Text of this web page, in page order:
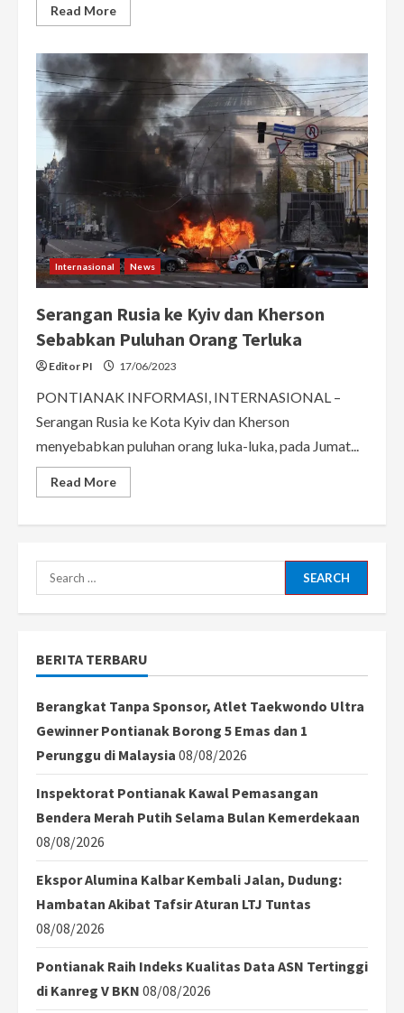
Read MoreRead
more
Habisan,
Rusia
Kekurangan
Tank
Internasional News
Serangan Rusia ke Kyiv dan Kherson
Sebabkan Puluhan Orang Terluka
Editor PI 17/06/2023
PONTIANAK INFORMASI, INTERNASIONAL –
Serangan Rusia ke Kota Kyiv dan Kherson
menyebabkan puluhan orang luka-luka, pada Jumat...
Read MoreRead
more
Sebabkan
Search
for:
BERITA TERBARU
Berangkat Tanpa Sponsor, Atlet Taekwondo Ultra
Gewinner Pontianak Borong 5 Emas dan 1
Perunggu di Malaysia 08/08/2026
Inspektorat Pontianak Kawal Pemasangan
Bendera Merah Putih Selama Bulan Kemerdekaan
08/08/2026
Ekspor Alumina Kalbar Kembali Jalan, Dudung:
Hambatan Akibat Tafsir Aturan LTJ Tuntas
08/08/2026
Pontianak Raih Indeks Kualitas Data ASN Tertinggi
di Kanreg V BKN 08/08/2026